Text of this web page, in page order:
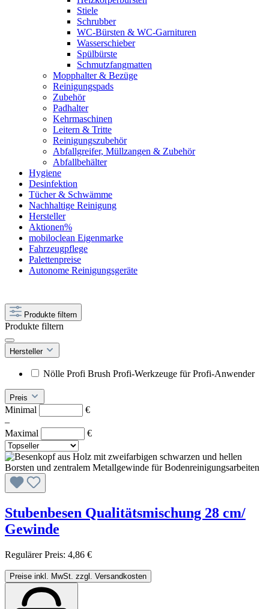
Stiele
Schrubber
WC-Bürsten & WC-Garnituren
Wasserschieber
Spülbürste
Schmutzfangmatten
Mopphalter & Bezüge
Reinigungspads
Zubehör
Padhalter
Kehrmaschinen
Leitern & Tritte
Reinigungszubehör
Abfallgreifer, Müllzangen & Zubehör
Abfallbehälter
Hygiene
Desinfektion
Tücher & Schwämme
Nachhaltige Reinigung
Hersteller
Aktionen%
mobiloclean Eigenmarke
Fahrzeugpflege
Palettenpreise
Autonome Reinigungsgeräte
Produkte filtern
Produkte filtern
Hersteller
Nölle Profi Brush Profi-Werkzeuge für Profi-Anwender
Preis
Minimal
€
–
Maximal
€
Stubenbesen Qualitätsmischung 28 cm/
Gewinde
Regulärer Preis: 4,86 €
Preise inkl. MwSt. zzgl. Versandkosten